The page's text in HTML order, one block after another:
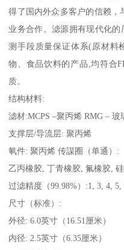
得了国内外众多客户的信赖，
业务合作。滤源拥有现代化
测手段质量保证体系(原材料
物、食品饮料的产品,均符合
质。
结构材料:
滤材:MCPS –聚丙烯 RMG – 玻
支撑层/导流层: 聚丙烯
氠件: 聚丙烯 传謀圈（单通）:
乙丙橡胶, 丁青橡胶, 氟橡胶,
过滤精度（99.98%）:1, 3, 4, 5,
尺寸（标准）:
外径: 6.0英寸（16.51厘米）
内径: 2.5英寸（6.35厘米）